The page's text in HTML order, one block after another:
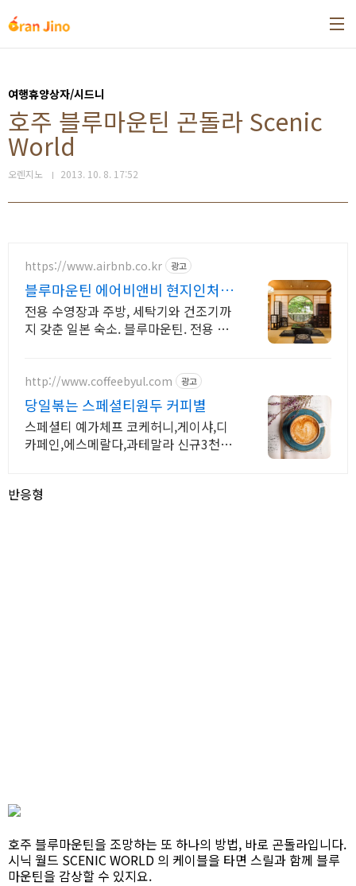
여행휴양상자/시드니
호주 블루마운틴 곤돌라 Scenic
World
오렌지노 2013. 10. 8. 17:52
https://www.airbnb.co.kr 광고
블루마운틴 에어비앤비 현지인처럼
살아보는 일본여행
전용 수영장과 주방, 세탁기와 건조기까
지 갖춘 일본 숙소. 블루마운틴. 전용 테
http://www.coffeebyul.com 광고
당일볶는 스페셜티원두 커피별
스페셜티 예가체프 코케허니,게이샤,디
카페인,에스메랄다,과테말라 신규3천원
반응형
호주 블루마운틴을 조망하는 또 하나의 방법, 바로 곤돌라입니다.
시닉 월드 SCENIC WORLD 의 케이블을 타면 스릴과 함께 블루
마운틴을 감상할 수 있지요.